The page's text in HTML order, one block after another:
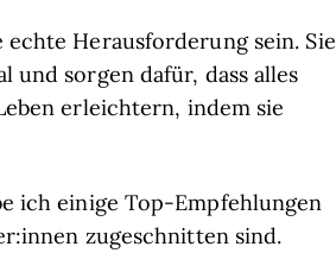
Herausforderung sein. Sie
sorgen dafür, dass alles
erleichtern, indem sie
ich einige Top-Empfehlungen
zugeschnitten sind.